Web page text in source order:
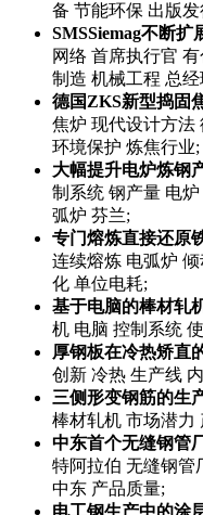
备 节能环保 出版
SMSSiemag不断
网络 首席执行官
制造 机械工程 总经
德国ZKS新型捣固
焦炉 现代设计方法
环境保护 炼焦行业;
大幅提升电炉炼钢
制系统 钢产量 电
弧炉 芬兰;
专门熔炼直接还原
连续熔炼 电弧炉
化 单位电耗;
基于电脑的棒材轧
机 电脑 控制系统
厚钢板在冷热矫直
创新 冷热 生产线
三侧形变钢筋的生
棒材轧机 市场潜力
中东首个无缝钢管
特阿拉伯 无缝钢管
中东 产品质量;